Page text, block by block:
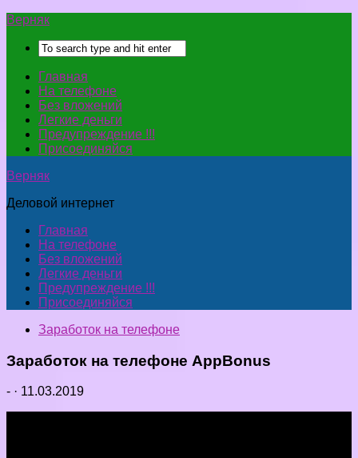
Верняк
Главная
На телефоне
Без вложений
Легкие деньги
Предупреждение !!!
Присоединяйся
Верняк
Деловой интернет
Главная
На телефоне
Без вложений
Легкие деньги
Предупреждение !!!
Присоединяйся
Заработок на телефоне
Заработок на телефоне AppBonus
- · 11.03.2019